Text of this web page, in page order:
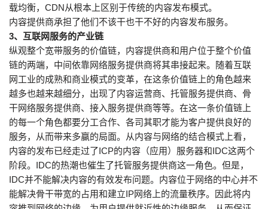
载均衡，CDN从根本上区别于传统的内容发布模式。
内容提供商承担了他们不该干也干不好的内容发布服务。
3、互联网服务的产业链
纵观整个宽带服务的价值链，内容提供商和用户位于整个价值
链的两端，中间依靠网络服务提供商将其串接起来。随着互联
网工业的成熟和商业模式的变革，在这条价值链上的角色越来
越多也越来越细分，出现了内容运营商、托管服务提供商、骨
干网络服务提供商、接入服务提供商等等。在这一条价值链上
的每一个角色都要分工合作、各司其职才能为客户提供良好的
服务，从而带来多赢的局面。从内容与网络的结合模式上看，
内容的发布已经走过了ICP的内容（应用）服务器和IDC这两个
阶段。IDC的热潮也催生了托管服务提供商这一角色。但是，
IDC并不能解决内容的有效发布问题。内容位于网络的中心并不
能解决骨干带宽的占用和建立IP网络上的流量秩序。因此将内